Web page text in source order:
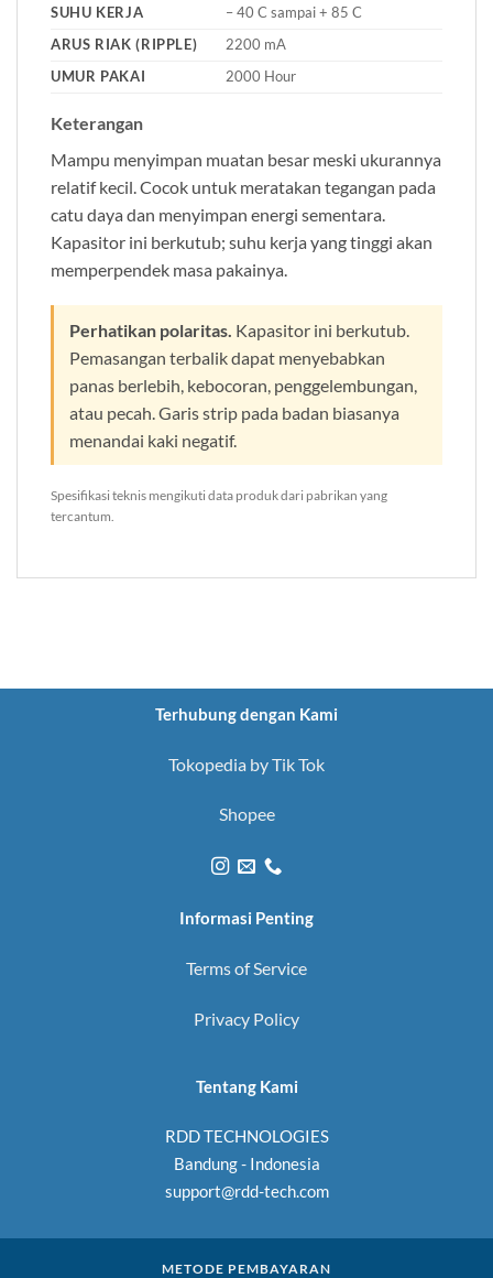
SUHU KERJA
– 40 C sampai + 85 C
ARUS RIAK (RIPPLE)
2200 mA
UMUR PAKAI
2000 Hour
Keterangan
Mampu menyimpan muatan besar meski ukurannya
relatif kecil. Cocok untuk meratakan tegangan pada
catu daya dan menyimpan energi sementara.
Kapasitor ini berkutub; suhu kerja yang tinggi akan
memperpendek masa pakainya.
Perhatikan polaritas. Kapasitor ini berkutub.
Pemasangan terbalik dapat menyebabkan
panas berlebih, kebocoran, penggelembungan,
atau pecah. Garis strip pada badan biasanya
menandai kaki negatif.
Spesifikasi teknis mengikuti data produk dari pabrikan yang
tercantum.
Terhubung dengan Kami
Tokopedia by Tik Tok
Shopee
Informasi Penting
Terms of Service
Privacy Policy
Tentang Kami
RDD TECHNOLOGIES
Bandung - Indonesia
support@rdd-tech.com
METODE PEMBAYARAN